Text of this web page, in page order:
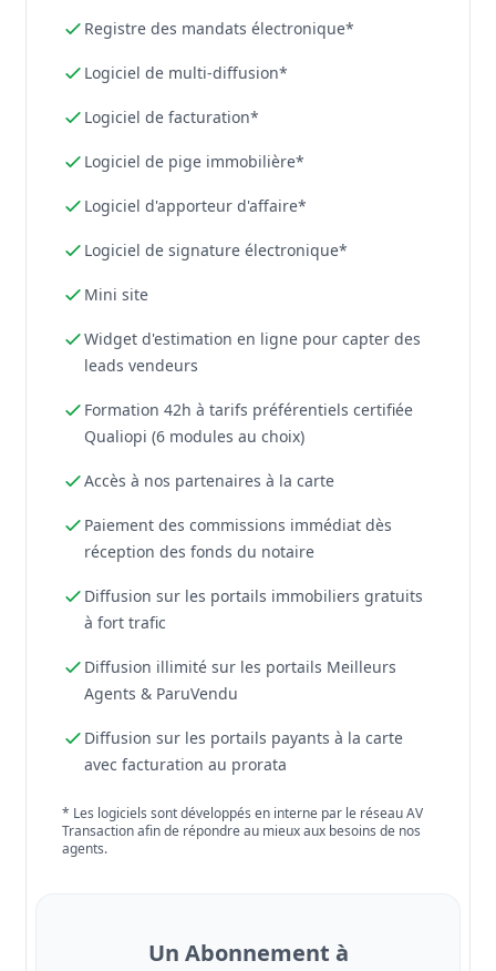
Registre des mandats électronique*
Logiciel de multi-diffusion*
Logiciel de facturation*
Logiciel de pige immobilière*
Logiciel d'apporteur d'affaire*
Logiciel de signature électronique*
Mini site
Widget d'estimation en ligne pour capter des
leads vendeurs
Formation 42h à tarifs préférentiels certifiée
Qualiopi (6 modules au choix)
Accès à nos partenaires à la carte
Paiement des commissions immédiat dès
réception des fonds du notaire
Diffusion sur les portails immobiliers gratuits
à fort trafic
Diffusion illimité sur les portails Meilleurs
Agents & ParuVendu
Diffusion sur les portails payants à la carte
avec facturation au prorata
* Les logiciels sont développés en interne par le réseau AV
Transaction afin de répondre au mieux aux besoins de nos
agents.
Un Abonnement à